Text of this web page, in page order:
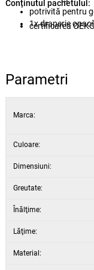
potrivită pentru
certificarea
Conținutul pachetului:
1x draperie
Parametri
Marca:
Culoare:
Dimensiuni:
Greutate:
Înălţime:
Lăţime:
Material: